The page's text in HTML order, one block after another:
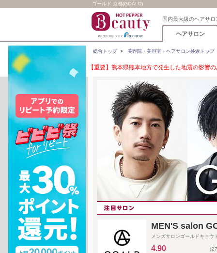
ゴールド 京都(GOALD)
国内最大級のヘアサ
ヘアサロン
総合トップ> 美容院・美容室・ヘアサロン検索トップ
【重要】熊本県熊本地方で発生した地震の影響
MEN'S salon
メンズサロンゴールドキョウ
4.90 （